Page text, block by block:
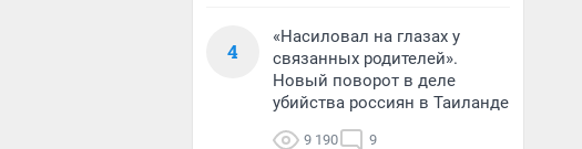
4
«Насиловал на глазах у
связанных родителей».
Новый поворот в деле
убийства россиян в Таиланде
9 190 9